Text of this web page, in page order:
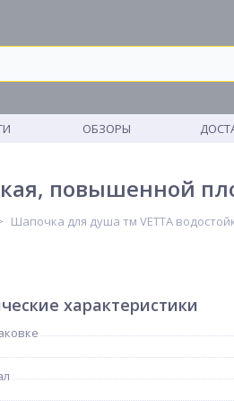
ОБЗОРЫ
повышенной
Шапочка для душа тм VETTA
характеристики